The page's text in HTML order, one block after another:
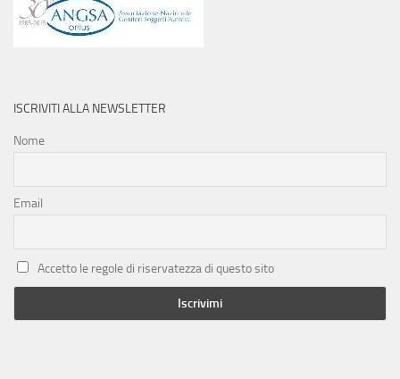
ISCRIVITI ALLA NEWSLETTER
Nome
Email
Accetto le regole di riservatezza di questo sito